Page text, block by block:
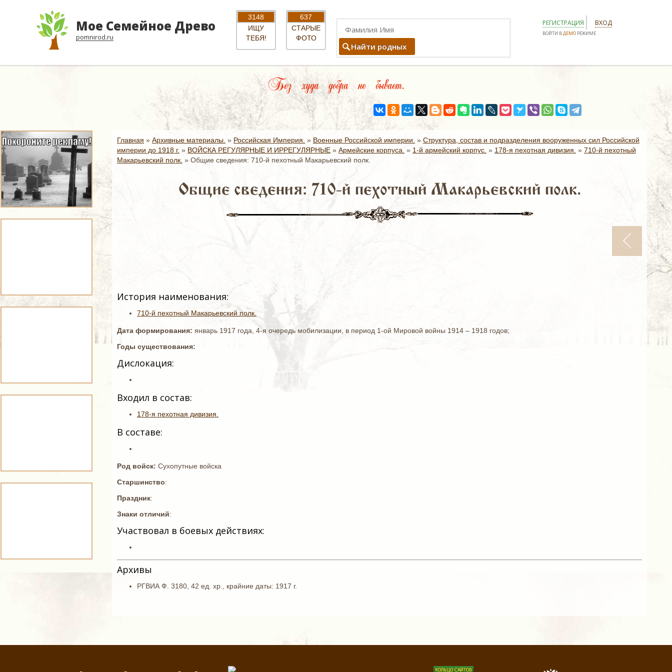
Мое Семейное Древо
pomnirod.ru
3148
ИЩУ
ТЕБЯ!
637
СТАРЫЕ
ФОТО
Найти родных
РЕГИСТРАЦИЯ ВХОД
ВОЙТИ ВДЕМО РЕЖИМЕ
Без худа добра не бывает.
Главная » Архивные материалы. » Российская Империя. » Военные Российской империи. » Структура, состав и подразделения вооруженных сил Российской
империи до 1918 г. » ВОЙСКА РЕГУЛЯРНЫЕ И ИРРЕГУЛЯРНЫЕ » Армейские корпуса. » 1-й армейский корпус. » 178-я пехотная дивизия. » 710-й пехотный
Макарьевский полк. » Общие сведения: 710-й пехотный Макарьевский полк.
Общие сведения: 710-й пехотный Макарьевский полк.
История наименования:
710-й пехотный Макарьевский полк.
Дата формирования: январь 1917 года, 4-я очередь мобилизации, в период 1-ой Мировой войны 1914 – 1918 годов;
Годы существования:
Дислокация:
Входил в состав:
178-я пехотная дивизия.
В составе:
Род войск: Сухопутные войска
Старшинство:
Праздник:
Знаки отличий:
Участвовал в боевых действиях:
Архивы
РГВИА Ф. 3180, 42 ед. хр., крайние даты: 1917 г.